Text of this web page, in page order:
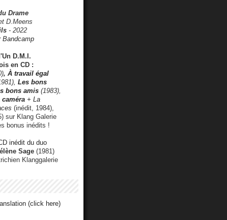
Drame
D.Meens
- 2022
Bandcamp
D.M.I.
en CD :
, À travail égal
Les bons
bons amis (1983),
+ La
(inédit, 1984),
sur Klang Galerie
bonus inédits !
inédit du duo
Sage (1981)
Klanggalerie
(click here)